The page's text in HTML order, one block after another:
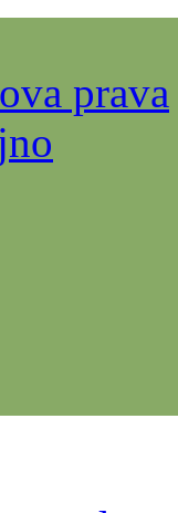
prava